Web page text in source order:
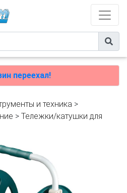
переехал!
и техника >
> Тележки/катушки для